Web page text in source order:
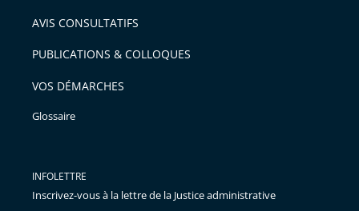
AVIS CONSULTATIFS
PUBLICATIONS & COLLOQUES
VOS DÉMARCHES
Glossaire
INFOLETTRE
Inscrivez-vous à la lettre de la Justice administrative